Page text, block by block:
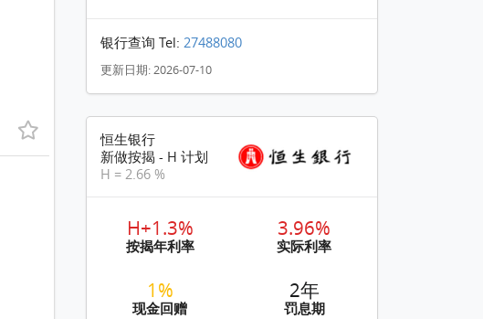
银行查询 Tel:27488080
更新日期: 2026-07-10
恒生银行
新做按揭 - H 计划
H = 2.66 %
H+1.3%
按揭年利率
3.96%
实际利率
1%
现金回赠
2年
罚息期